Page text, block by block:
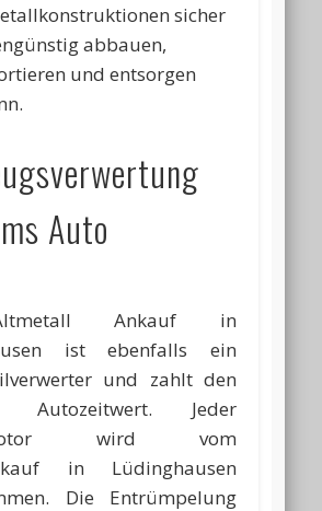
sicher
abbauen,
und entsorgen
Auto
Ankauf in
ist ebenfalls ein
und zahlt den
Autozeitwert. Jeder
wird vom
in Lüdinghausen
Die Entrümpelung